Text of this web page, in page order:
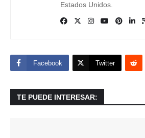
Estados Unidos.
Facebook Twitter
TE PUEDE INTERESAR: